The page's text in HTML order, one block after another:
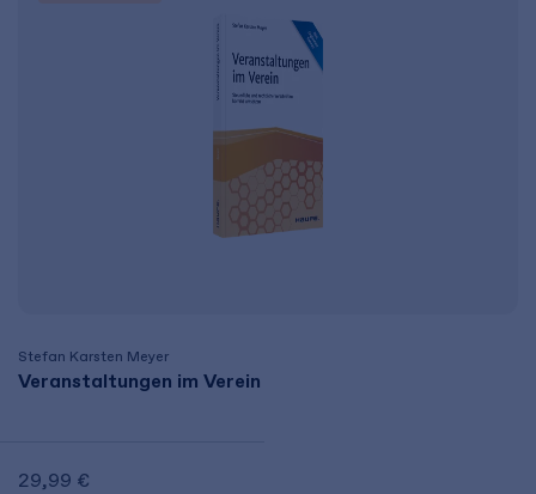
Stefan Karsten Meyer
Veranstaltungen im Verein
29,99 €